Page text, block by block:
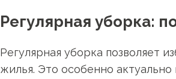
Регулярная уборка:
Регулярная уборка позволяет
жилья. Это особенно